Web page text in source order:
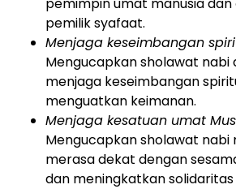
pemilik syafaat.
Menjaga keseimbangan
Mengucapkan sholawat
menjaga keseimbangan
menguatkan keimanan.
Menjaga kesatuan umat
Mengucapkan sholawat
merasa dekat dengan
dan meningkatkan